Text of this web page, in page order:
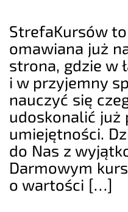
StrefaKursów
omawiana już
strona, gdzie w
i w przyjemny
nauczyć się
udoskonalić już
umiejętności.
do Nas z
Darmowym
o wartości […]